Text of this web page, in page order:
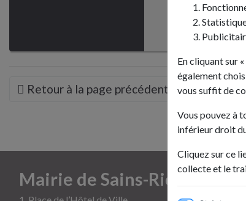
En cliquant sur
également
vous suffit de
Vous pouvez à
inférieur droit
Cliquez sur ce
collecte et le
Retour à la page précédente
Mairie de Sains-Richaumont